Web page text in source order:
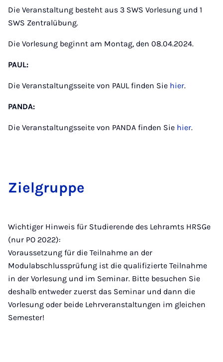
Die Veranstaltung besteht aus 3 SWS Vorlesung und 1
SWS Zentralübung.
Die Vorlesung beginnt am Montag, den 08.04.2024.
PAUL:
Die Veranstaltungsseite von PAUL finden Sie hier.
PANDA:
Die Veranstaltungsseite von PANDA finden Sie hier.
Ziel­grup­pe
Wichtiger Hinweis für Studierende des Lehramts HRSGe
(nur PO 2022):
Voraussetzung für die Teilnahme an der
Modulabschlussprüfung ist die qualifizierte Teilnahme
in der Vorlesung und im Seminar. Bitte besuchen Sie
deshalb entweder zuerst das Seminar und dann die
Vorlesung oder beide Lehrveranstaltungen im gleichen
Semester!